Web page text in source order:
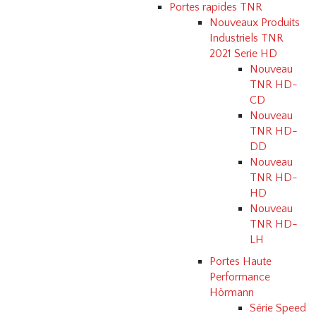
Portes rapides TNR
Nouveaux Produits
Industriels TNR
2021 Serie HD
Nouveau
TNR HD-
CD
Nouveau
TNR HD-
DD
Nouveau
TNR HD-
HD
Nouveau
TNR HD-
LH
Portes Haute
Performance
Hörmann
Série Speed